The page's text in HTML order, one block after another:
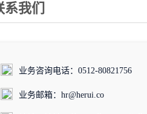
系我们
业务咨询电话：0512-80821756
业务邮箱：hr@herui.co